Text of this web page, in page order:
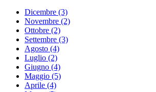
Dicembre (3)
Novembre (2)
Ottobre (2)
Settembre (3)
Agosto (4)
Luglio (2)
Giugno (4)
Maggio (5)
Aprile (4)